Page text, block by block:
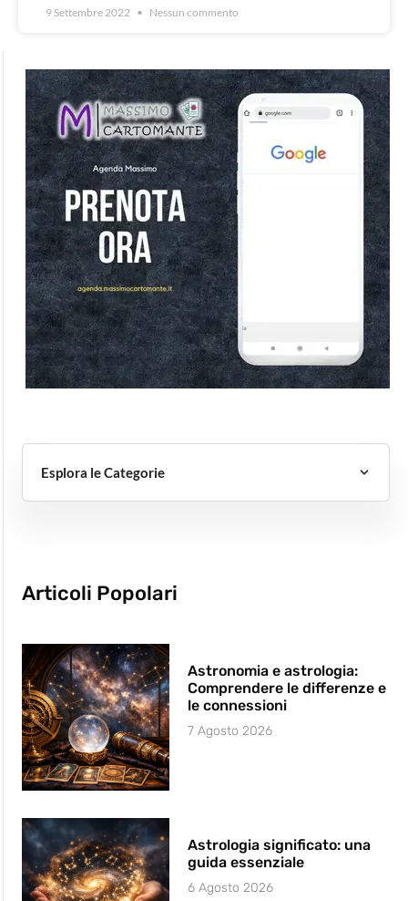
9 Settembre 2022 Nessun commento
Esplora le Categorie
Articoli Popolari
Astronomia e astrologia:
Comprendere le differenze e
le connessioni
7 Agosto 2026
Astrologia significato: una
guida essenziale
6 Agosto 2026